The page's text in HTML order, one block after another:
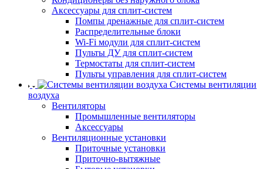
Аксессуары для сплит-систем
Помпы дренажные для сплит-систем
Распределительные блоки
Wi-Fi модули для сплит-систем
Пульты ДУ для сплит-систем
Термостаты для сплит-систем
Пульты управления для сплит-систем
Системы вентиляции
воздуха
Вентиляторы
Промышленные вентиляторы
Аксессуары
Вентиляционные установки
Приточные установки
Приточно-вытяжные